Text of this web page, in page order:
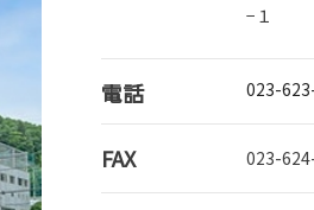
−１
電話 023-
FAX 023-